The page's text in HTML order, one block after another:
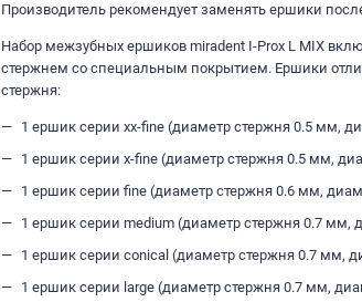
Производитель рекомендует заменять ершики
Набор межзубных ершиков miradent I-Prox L MIX
стержнем со специальным покрытием. Ершики
стержня:
1 ершик серии xx-fine (диаметр стержня 0.5 мм,
1 ершик серии x-fine (диаметр стержня 0.5 мм,
1 ершик серии fine (диаметр стержня 0.6 мм,
1 ершик серии medium (диаметр стержня 0.7
1 ершик серии conical (диаметр стержня 0.7 мм,
1 ершик серии large (диаметр стержня 0.7 мм,